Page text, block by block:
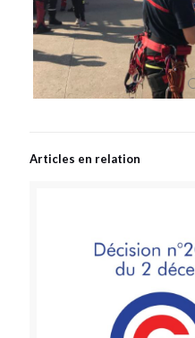
Articles en relation